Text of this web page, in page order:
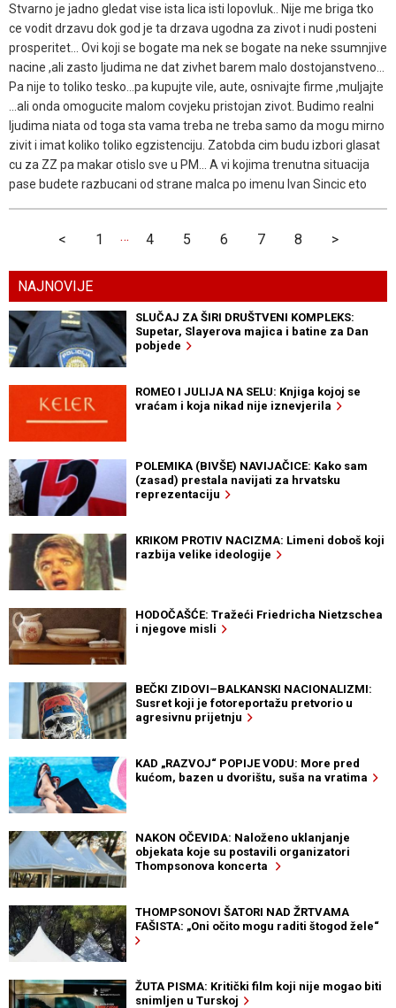
Stvarno je jadno gledat vise ista lica isti lopovluk.. Nije me briga tko
ce vodit drzavu dok god je ta drzava ugodna za zivot i nudi posteni
prosperitet... Ovi koji se bogate ma nek se bogate na neke ssumnjive
nacine ,ali zasto ljudima ne dat zivhet barem malo dostojanstveno...
Pa nije to toliko tesko...pa kupujte vile, aute, osnivajte firme ,muljajte
...ali onda omogucite malom covjeku pristojan zivot. Budimo realni
ljudima niata od toga sta vama treba ne treba samo da mogu mirno
zivit i imat koliko toliko egzistenciju. Zatobda cim budu izbori glasat
cu za ZZ pa makar otislo sve u PM... A vi kojima trenutna situacija
pase budete razbucani od strane malca po imenu Ivan Sincic eto
< 1 … 4 5 6 7 8 >
NAJNOVIJE
SLUČAJ ZA ŠIRI DRUŠTVENI KOMPLEKS:
Supetar, Slayerova majica i batine za Dan
pobjede
ROMEO I JULIJA NA SELU: Knjiga kojoj se
vraćam i koja nikad nije iznevjerila
POLEMIKA (BIVŠE) NAVIJAČICE: Kako sam
(zasad) prestala navijati za hrvatsku
reprezentaciju
KRIKOM PROTIV NACIZMA: Limeni doboš koji
razbija velike ideologije
HODOČAŠĆE: Tražeći Friedricha Nietzschea
i njegove misli
BEČKI ZIDOVI–BALKANSKI NACIONALIZMI:
Susret koji je fotoreportažu pretvorio u
agresivnu prijetnju
KAD „RAZVOJ“ POPIJE VODU: More pred
kućom, bazen u dvorištu, suša na vratima
NAKON OČEVIDA: Naloženo uklanjanje
objekata koje su postavili organizatori
Thompsonova koncerta
THOMPSONOVI ŠATORI NAD ŽRTVAMA
FAŠISTA: „Oni očito mogu raditi štogod žele“
ŽUTA PISMA: Kritički film koji nije mogao biti
snimljen u Turskoj